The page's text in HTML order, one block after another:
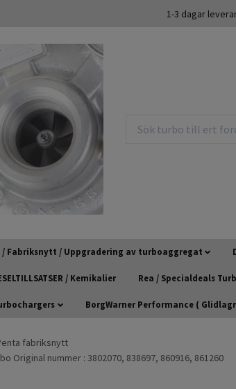
1-3 dagar
Fabriksnytt / Uppgradering av turboaggregat
/ Kemikalier Rea / Specialdeals
BorgWarner Performance (
fabriksnytt
Original nummer : 3802070, 838697, 860916, 861260